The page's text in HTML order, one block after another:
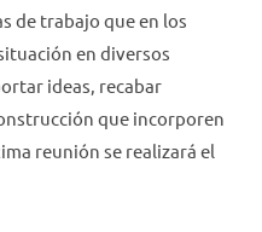
de trabajo que en los
en diversos
ideas, recabar
que incorporen
reunión se realizará el